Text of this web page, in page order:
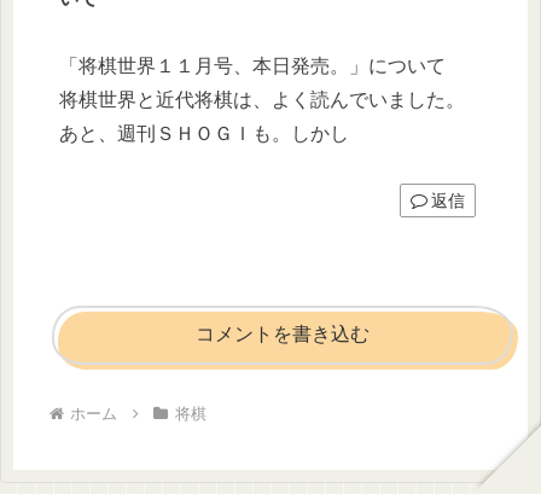
「将棋世界１１月号、本日発売。」について
将棋世界と近代将棋は、よく読んでいました。
あと、週刊ＳＨＯＧＩも。しかし
返信
コメントを書き込む
ホーム 将棋